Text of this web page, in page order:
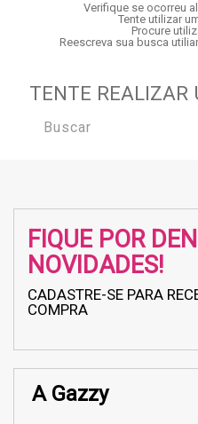
Verifique se ocorreu
Tente utilizar
Procure
Reescreva sua busca
TENTE REALIZAR
FIQUE POR
NOVIDADES!
CADASTRE-SE PARA
COMPRA
A Gazzy